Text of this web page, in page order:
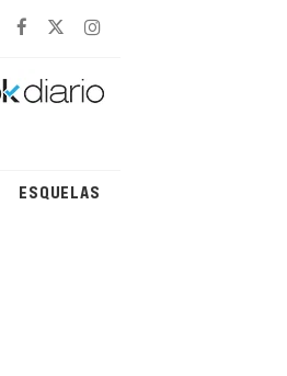
ESQUELAS